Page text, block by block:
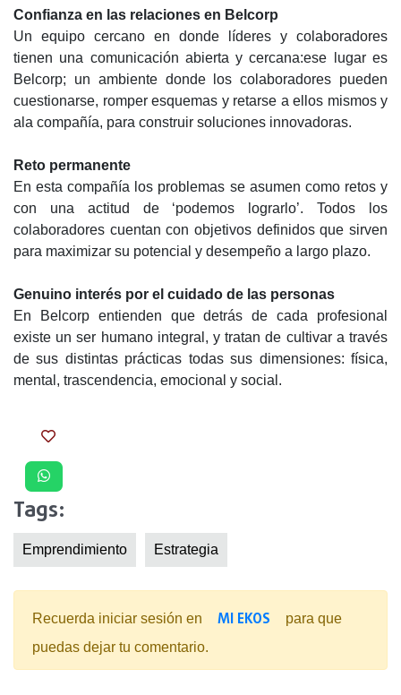
Confianza en las relaciones en Belcorp
Un equipo cercano en donde líderes y colaboradores
tienen una comunicación abierta y cercana:ese lugar es
Belcorp; un ambiente donde los colaboradores pueden
cuestionarse, romper esquemas y retarse a ellos mismos y
ala compañía, para construir soluciones innovadoras.
Reto permanente
En esta compañía los problemas se asumen como retos y
con una actitud de ‘podemos lograrlo’. Todos los
colaboradores cuentan con objetivos definidos que sirven
para maximizar su potencial y desempeño a largo plazo.
Genuino interés por el cuidado de las personas
En Belcorp entienden que detrás de cada profesional
existe un ser humano integral, y tratan de cultivar a través
de sus distintas prácticas todas sus dimensiones: física,
mental, trascendencia, emocional y social.
Tags:
Emprendimiento Estrategia
Recuerda iniciar sesión en MI EKOS
para que
puedas dejar tu comentario.